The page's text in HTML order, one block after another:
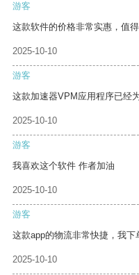
游客
这款软件的价格非常实惠，值得
2025-10-10
游客
这款加速器VPM应用程序已经
2025-10-10
游客
我喜欢这个软件 作者加油
2025-10-10
游客
这款app的物流非常快捷，我下
2025-10-10